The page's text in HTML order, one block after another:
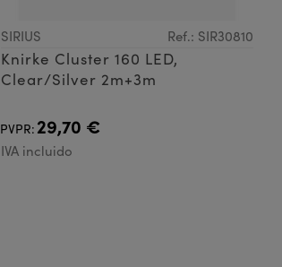
SIRIUS Ref.: SIR30810
Knirke Cluster 160 LED,
Clear/Silver 2m+3m
PVPR: 29,70 €
IVA incluido